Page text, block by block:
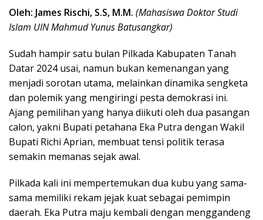
Oleh: James Rischi, S.S, M.M. (Mahasiswa Doktor Studi
Islam UIN Mahmud Yunus Batusangkar)
Sudah hampir satu bulan Pilkada Kabupaten Tanah
Datar 2024 usai, namun bukan kemenangan yang
menjadi sorotan utama, melainkan dinamika sengketa
dan polemik yang mengiringi pesta demokrasi ini.
Ajang pemilihan yang hanya diikuti oleh dua pasangan
calon, yakni Bupati petahana Eka Putra dengan Wakil
Bupati Richi Aprian, membuat tensi politik terasa
semakin memanas sejak awal.
Pilkada kali ini mempertemukan dua kubu yang sama-
sama memiliki rekam jejak kuat sebagai pemimpin
daerah. Eka Putra maju kembali dengan menggandeng